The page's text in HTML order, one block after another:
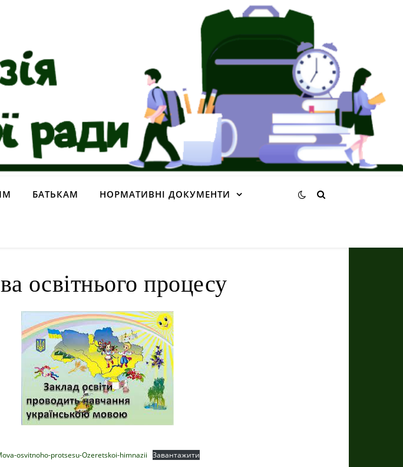
БАТЬКАМ НОРМАТИВНІ ДОКУМЕНТИ
освітнього процесу
osvitnoho-protsesu-Ozeretskoi-himnazii Завантажити